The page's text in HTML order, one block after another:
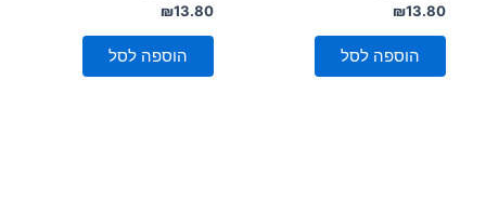
דורג
0
מתוך
₪13.80
הוספה לסל
דורג
0
מתוך
₪13.80
הוספה לסל